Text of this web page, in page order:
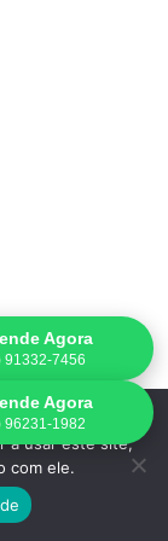
Agora
91332-7456
Agora
96231-1982
a melhor
a usar este site,
com ele.